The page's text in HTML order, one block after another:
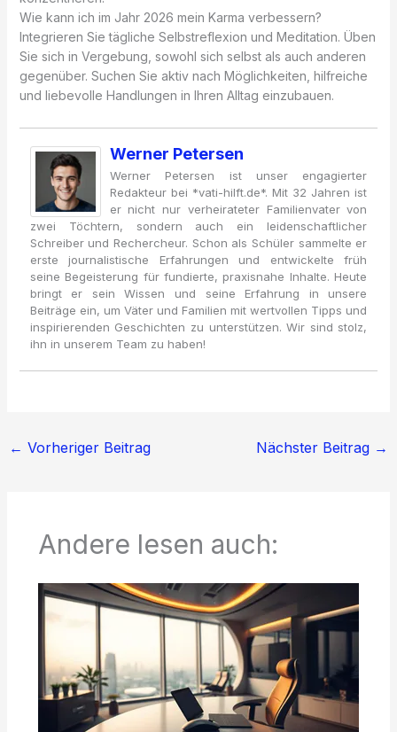
Wie kann ich im Jahr 2026 mein Karma verbessern?
Integrieren Sie tägliche Selbstreflexion und Meditation. Üben
Sie sich in Vergebung, sowohl sich selbst als auch anderen
gegenüber. Suchen Sie aktiv nach Möglichkeiten, hilfreiche
und liebevolle Handlungen in Ihren Alltag einzubauen.
Werner Petersen
Werner Petersen ist unser engagierter
Redakteur bei *vati-hilft.de*. Mit 32 Jahren ist
er nicht nur verheirateter Familienvater von
zwei Töchtern, sondern auch ein leidenschaftlicher
Schreiber und Rechercheur. Schon als Schüler sammelte er
erste journalistische Erfahrungen und entwickelte früh
seine Begeisterung für fundierte, praxisnahe Inhalte. Heute
bringt er sein Wissen und seine Erfahrung in unsere
Beiträge ein, um Väter und Familien mit wertvollen Tipps und
inspirierenden Geschichten zu unterstützen. Wir sind stolz,
ihn in unserem Team zu haben!
← Vorheriger Beitrag Nächster Beitrag →
Andere lesen auch: